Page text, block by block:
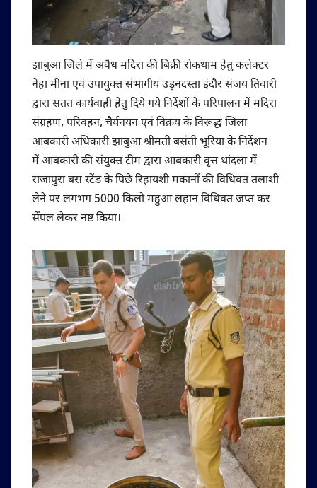
झाबुआ जिले में अवैध मदिरा की बिक्री रोकथाम हेतु कलेक्टर
नेहा मीना एवं उपायुक्त संभागीय उड़नदस्ता इंदौर संजय तिवारी
द्वारा सतत कार्यवाही हेतु दिये गये निर्देशों के परिपालन में मदिरा
संग्रहण, परिवहन, चैर्यनयन एवं विक्रय के विरूद्ध जिला
आबकारी अधिकारी झाबुआ श्रीमती बसंती भूरिया के निर्देशन
में आबकारी की संयुक्त टीम द्वारा आबकारी वृत्त थांदला में
राजापुरा बस स्टेंड के पिछे रिहायशी मकानों की विधिवत तलाशी
लेने पर लगभग 5000 किलो महुआ लहान विधिवत जप्त कर
सेंपल लेकर नष्ट किया।